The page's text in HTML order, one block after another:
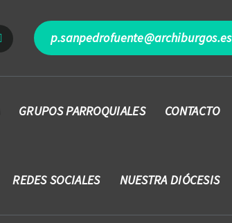
p.sanpedrofuente@archiburgos.es
GRUPOS PARROQUIALES CONTACTO
REDES SOCIALES NUESTRA DIÓCESIS